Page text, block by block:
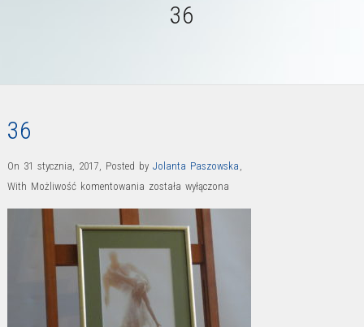
36
36
On 31 stycznia, 2017, Posted by Jolanta Paszowska ,
With Możliwość komentowania 36
została wyłączona